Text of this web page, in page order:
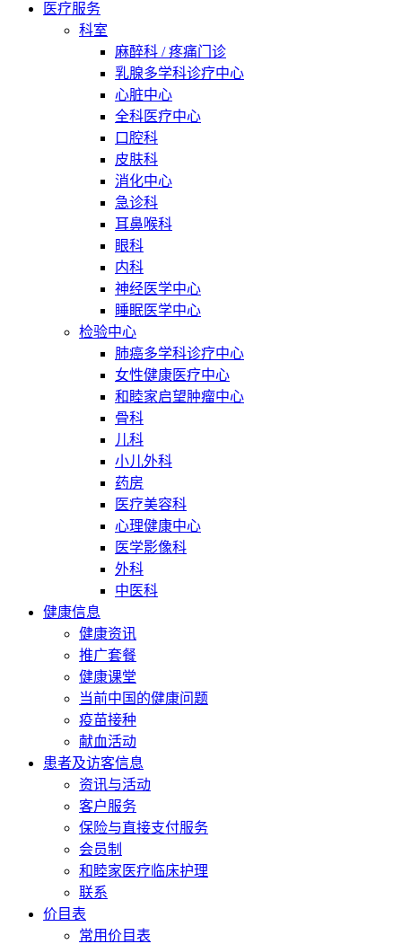
医疗服务
科室
麻醉科 / 疼痛门诊
乳腺多学科诊疗中心
心脏中心
全科医疗中心
口腔科
皮肤科
消化中心
急诊科
耳鼻喉科
眼科
内科
神经医学中心
睡眠医学中心
检验中心
肺癌多学科诊疗中心
女性健康医疗中心
和睦家启望肿瘤中心
骨科
儿科
小儿外科
药房
医疗美容科
心理健康中心
医学影像科
外科
中医科
健康信息
健康资讯
推广套餐
健康课堂
当前中国的健康问题
疫苗接种
献血活动
患者及访客信息
资讯与活动
客户服务
保险与直接支付服务
会员制
和睦家医疗临床护理
联系
价目表
常用价目表